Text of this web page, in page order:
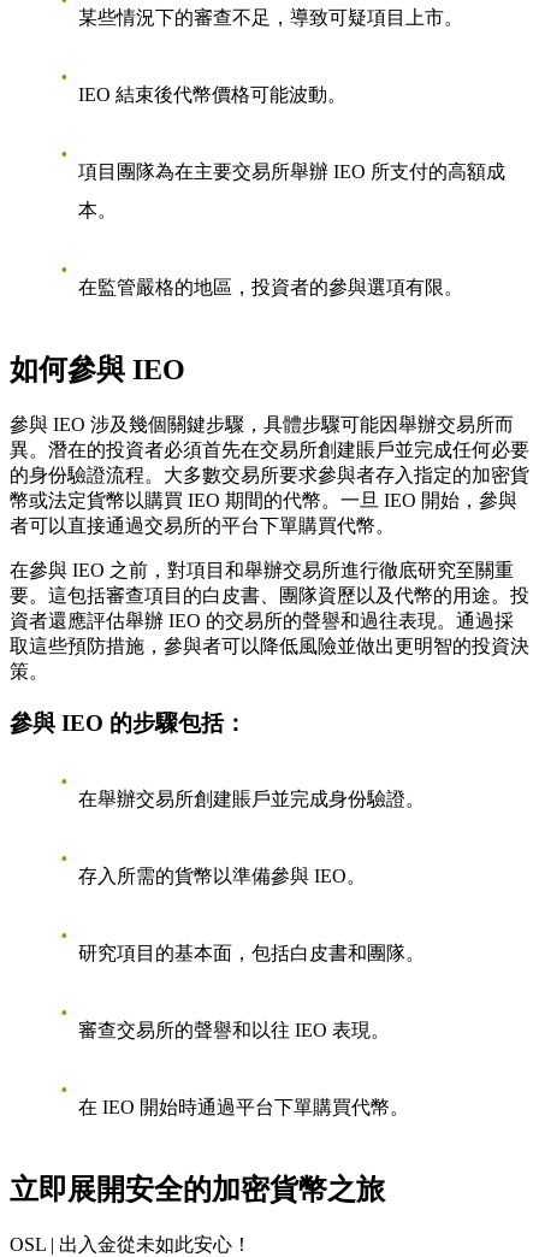
某些情況下的審查不足，導致可疑項目上市。
IEO 結束後代幣價格可能波動。
項目團隊為在主要交易所舉辦 IEO 所支付的高額成
本。
在監管嚴格的地區，投資者的參與選項有限。
如何參與 IEO
參與 IEO 涉及幾個關鍵步驟，具體步驟可能因舉辦交易所而
異。潛在的投資者必須首先在交易所創建賬戶並完成任何必要
的身份驗證流程。大多數交易所要求參與者存入指定的加密貨
幣或法定貨幣以購買 IEO 期間的代幣。一旦 IEO 開始，參與
者可以直接通過交易所的平台下單購買代幣。
在參與 IEO 之前，對項目和舉辦交易所進行徹底研究至關重
要。這包括審查項目的白皮書、團隊資歷以及代幣的用途。投
資者還應評估舉辦 IEO 的交易所的聲譽和過往表現。通過採
取這些預防措施，參與者可以降低風險並做出更明智的投資決
策。
參與 IEO 的步驟包括：
在舉辦交易所創建賬戶並完成身份驗證。
存入所需的貨幣以準備參與 IEO。
研究項目的基本面，包括白皮書和團隊。
審查交易所的聲譽和以往 IEO 表現。
在 IEO 開始時通過平台下單購買代幣。
立即展開安全的加密貨幣之旅
OSL | 出入金從未如此安心！